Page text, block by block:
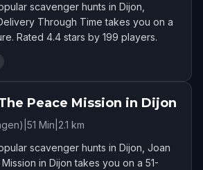
scavenger hunts in Dijon,
Through Time takes you on a
Rated 4.4 stars by 199 players.
Peace Mission in Dijon
51 Min 2.1 km
scavenger hunts in Dijon, Joan
in Dijon takes you on a 51-